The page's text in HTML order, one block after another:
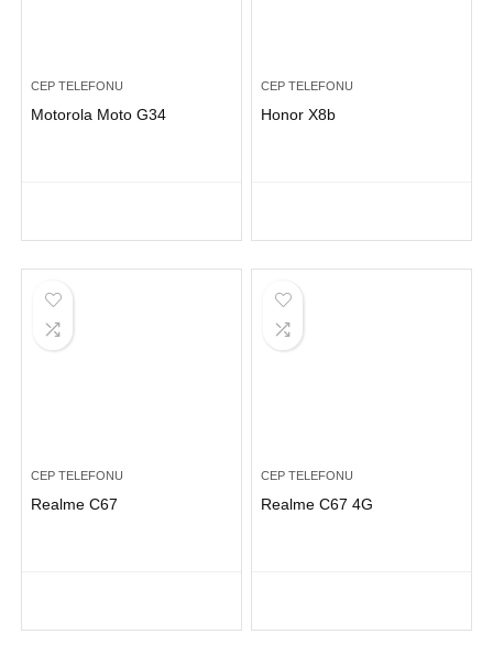
CEP TELEFONU
Motorola Moto G34
CEP TELEFONU
Honor X8b
CEP TELEFONU
Realme C67
CEP TELEFONU
Realme C67 4G